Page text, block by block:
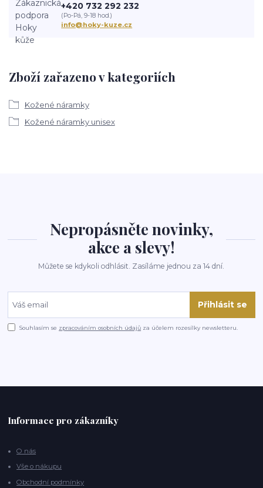
Zboží zařazeno v kategoriích
Kožené náramky
Kožené náramky unisex
+420 732 292 232
(Po-Pá, 9-18 hod.)
info@hoky-kuze.cz
Nepropásněte novinky,
akce a slevy!
Můžete se kdykoli odhlásit. Zasíláme jednou za 14 dní.
Přihlásit se
Souhlasím se zpracováním osobních údajů za účelem rozesílky newsletteru.
Informace pro zákazníky
O nás
Vše o nákupu
Obchodní podmínky